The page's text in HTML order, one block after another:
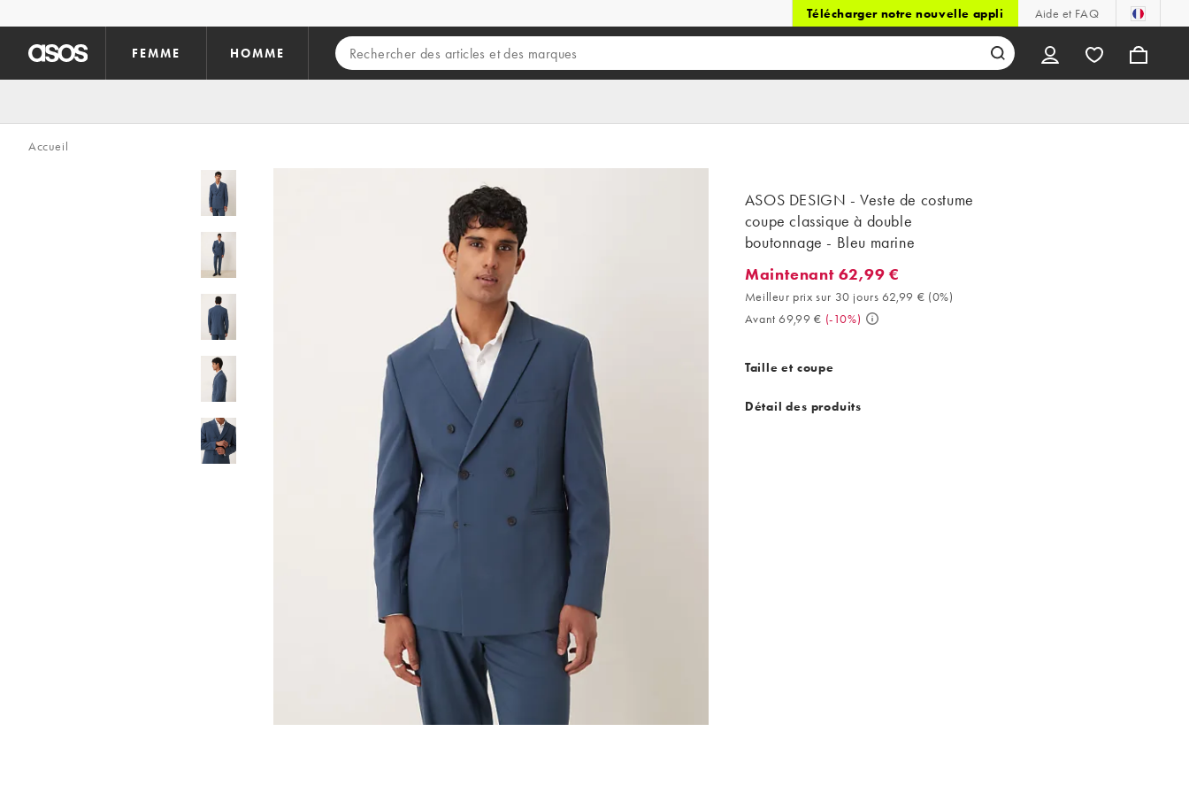
Télécharger notre nouvelle appli Aide et FAQ
FEMME HOMME
Accueil
ASOS DESIGN - Veste de costume
coupe classique à double
boutonnage - Bleu marine
Maintenant 62,99 €. Meilleur prix sur 30 jours 62,99 € (0%). Avant 69,99
Maintenant 62,99 €
Meilleur prix sur 30 jours 62,99 € (0%)
Avant 69,99 € (-10%)
Taille et coupe
Détail des produits